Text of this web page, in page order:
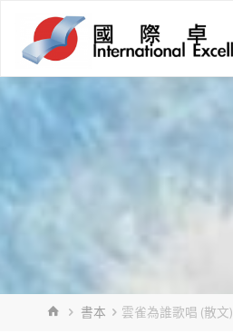
content
HOME書本 雲雀為誰歌唱 (散文)